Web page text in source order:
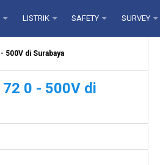
LISTRIK SAFETY SURVEY
500V di Surabaya
0 - 500V di